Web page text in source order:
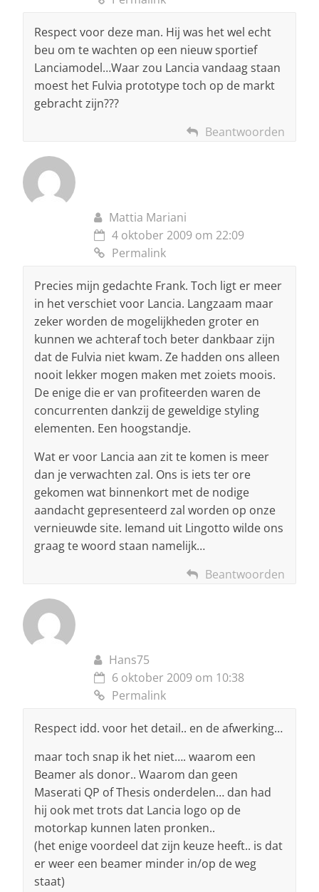
Respect voor deze man. Hij was het wel echt
beu om te wachten op een nieuw sportief
Lanciamodel…Waar zou Lancia vandaag staan
moest het Fulvia prototype toch op de markt
gebracht zijn???
Beantwoorden
Mattia Mariani
4 oktober 2009 om 22:09
Permalink
Precies mijn gedachte Frank. Toch ligt er meer
in het verschiet voor Lancia. Langzaam maar
zeker worden de mogelijkheden groter en
kunnen we achteraf toch beter dankbaar zijn
dat de Fulvia niet kwam. Ze hadden ons alleen
nooit lekker mogen maken met zoiets moois.
De enige die er van profiteerden waren de
concurrenten dankzij de geweldige styling
elementen. Een hoogstandje.
Wat er voor Lancia aan zit te komen is meer
dan je verwachten zal. Ons is iets ter ore
gekomen wat binnenkort met de nodige
aandacht gepresenteerd zal worden op onze
vernieuwde site. Iemand uit Lingotto wilde ons
graag te woord staan namelijk…
Beantwoorden
Hans75
6 oktober 2009 om 10:38
Permalink
Respect idd. voor het detail.. en de afwerking…
maar toch snap ik het niet…. waarom een
Beamer als donor.. Waarom dan geen
Maserati QP of Thesis onderdelen… dan had
hij ook met trots dat Lancia logo op de
motorkap kunnen laten pronken..
(het enige voordeel dat zijn keuze heeft.. is dat
er weer een beamer minder in/op de weg
staat)